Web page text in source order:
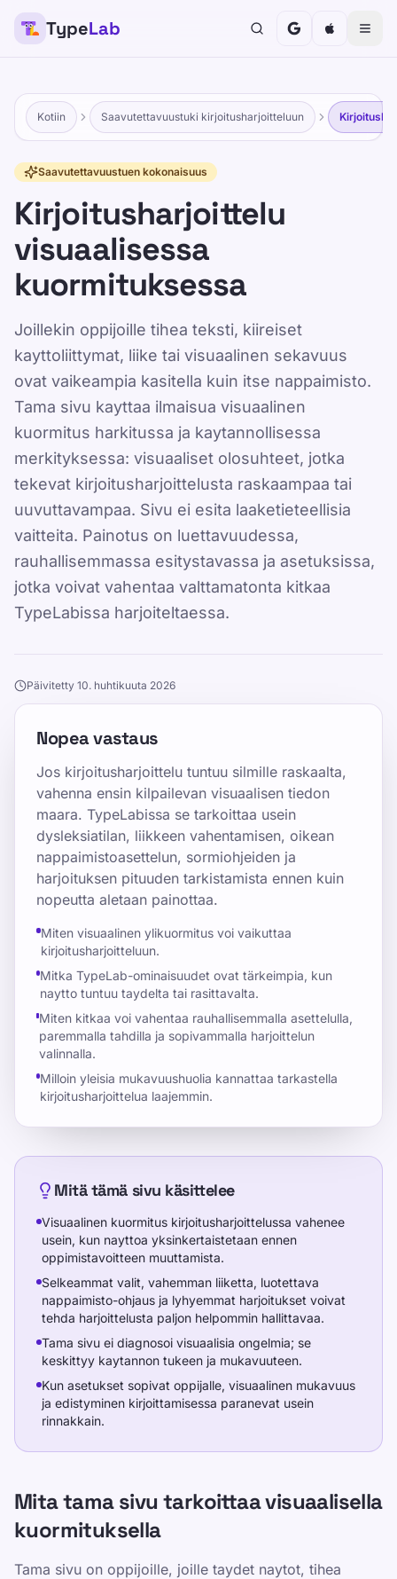
TypeLab
Kotiin Saavutettavuustuki kirjoitusharjoitteluun
Saavutettavuustuen kokonaisuus
Kirjoitusharjoittelu
visuaalisessa
kuormituksessa
Joillekin oppijoille tihea teksti, kiireiset
kayttoliittymat, liike tai visuaalinen sekavuus
ovat vaikeampia kasitella kuin itse nappaimisto.
Tama sivu kayttaa ilmaisua visuaalinen
kuormitus harkitussa ja kaytannollisessa
merkityksessa: visuaaliset olosuhteet, jotka
tekevat kirjoitusharjoittelusta raskaampaa tai
uuvuttavampaa. Sivu ei esita laaketieteellisia
vaitteita. Painotus on luettavuudessa,
rauhallisemmassa esitystavassa ja asetuksissa,
jotka voivat vahentaa valttamatonta kitkaa
TypeLabissa harjoiteltaessa.
Päivitetty 10. huhtikuuta 2026
Nopea vastaus
Jos kirjoitusharjoittelu tuntuu silmille raskaalta,
vahenna ensin kilpailevan visuaalisen tiedon
maara. TypeLabissa se tarkoittaa usein
dysleksiatilan, liikkeen vahentamisen, oikean
nappaimistoasettelun, sormiohjeiden ja
harjoituksen pituuden tarkistamista ennen kuin
nopeutta aletaan painottaa.
Miten visuaalinen ylikuormitus voi vaikuttaa
kirjoitusharjoitteluun.
Mitka TypeLab-ominaisuudet ovat tärkeimpia, kun
naytto tuntuu taydelta tai rasittavalta.
Miten kitkaa voi vahentaa rauhallisemmalla asettelulla,
paremmalla tahdilla ja sopivammalla harjoittelun
valinnalla.
Milloin yleisia mukavuushuolia kannattaa tarkastella
kirjoitusharjoittelua laajemmin.
Mitä tämä sivu käsittelee
Visuaalinen kuormitus kirjoitusharjoittelussa vahenee
usein, kun nayttoa yksinkertaistetaan ennen
oppimistavoitteen muuttamista.
Selkeammat valit, vahemman liiketta, luotettava
nappaimisto-ohjaus ja lyhyemmat harjoitukset voivat
tehda harjoittelusta paljon helpommin hallittavaa.
Tama sivu ei diagnosoi visuaalisia ongelmia; se
keskittyy kaytannon tukeen ja mukavuuteen.
Kun asetukset sopivat oppijalle, visuaalinen mukavuus
ja edistyminen kirjoittamisessa paranevat usein
rinnakkain.
Mita tama sivu tarkoittaa visuaalisella
kuormituksella
Tama sivu on oppijoille, joille taydet naytot, tihea